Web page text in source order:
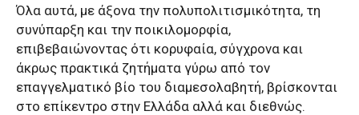
Όλα αυτά, με άξονα την πολυπολιτισμικότητα, τη
συνύπαρξη και την ποικιλομορφία,
επιβεβαιώνοντας ότι κορυφαία, σύγχρονα και
άκρως πρακτικά ζητήματα γύρω από τον
επαγγελματικό βίο του διαμεσολαβητή, βρίσκονται
στο επίκεντρο στην Ελλάδα αλλά και διεθνώς.